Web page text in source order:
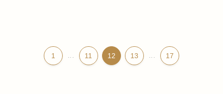
1 11 12 13 17